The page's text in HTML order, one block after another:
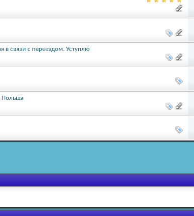
в связи с переездом. Уступлю
Польша